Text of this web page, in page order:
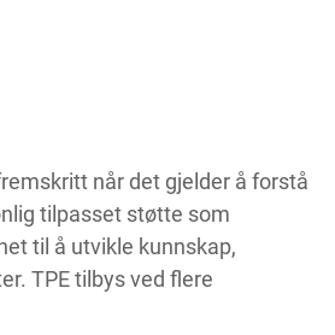
når det gjelder å forstå
tilpasset støtte som
til å utvikle kunnskap,
TPE tilbys ved flere